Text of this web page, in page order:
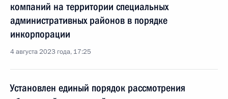
компаний на территории специальных
административных районов в порядке
инкорпорации
4 августа 2023 года, 17:25
Установлен единый порядок рассмотрения